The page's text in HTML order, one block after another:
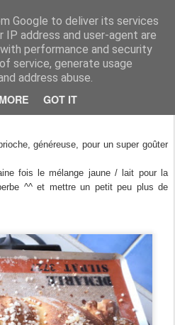
Google to deliver its services
IP address and user-agent are
performance and security
service, generate usage
address abuse.
GOT IT
Généreuse
généreuse, pour un super goûter
fois le mélange jaune / lait pour la
^^ et mettre un petit peu plus de